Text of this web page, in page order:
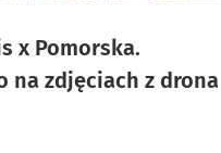
x Pomorska.
na zdjęciach z drona